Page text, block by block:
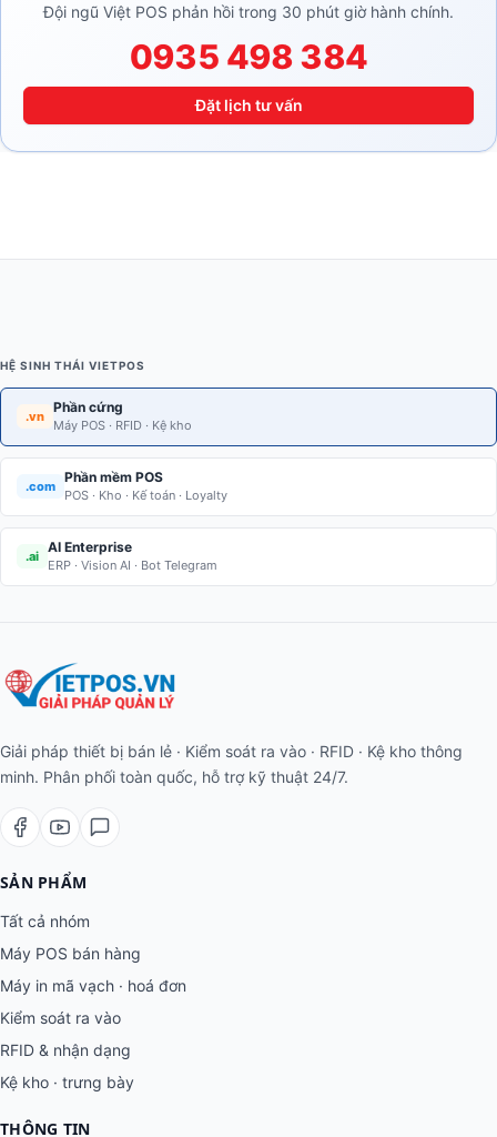
Đội ngũ Việt POS phản hồi trong 30 phút giờ hành chính.
0935 498 384
Đặt lịch tư vấn
HỆ SINH THÁI VIETPOS
.vn
Phần cứng
Máy POS · RFID · Kệ kho
.com
Phần mềm POS
POS · Kho · Kế toán · Loyalty
.ai
AI Enterprise
ERP · Vision AI · Bot Telegram
Giải pháp thiết bị bán lẻ · Kiểm soát ra vào · RFID · Kệ kho thông
minh. Phân phối toàn quốc, hỗ trợ kỹ thuật 24/7.
SẢN PHẨM
Tất cả nhóm
Máy POS bán hàng
Máy in mã vạch · hoá đơn
Kiểm soát ra vào
RFID & nhận dạng
Kệ kho · trưng bày
THÔNG TIN